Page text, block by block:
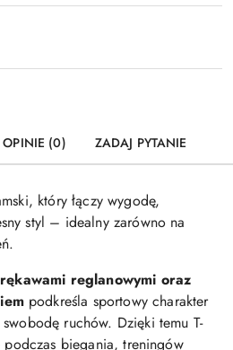
OPINIE (0) ZADAJ PYTANIE
który łączy wygodę,
styl – idealny zarówno na
rękawami reglanowymi oraz
podkreśla sportowy charakter
ruchów. Dzięki temu T-
biegania, treningów